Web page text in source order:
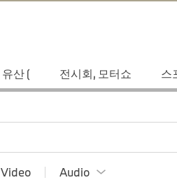
유산 ( 전시회, 모터쇼 스
Video Audio